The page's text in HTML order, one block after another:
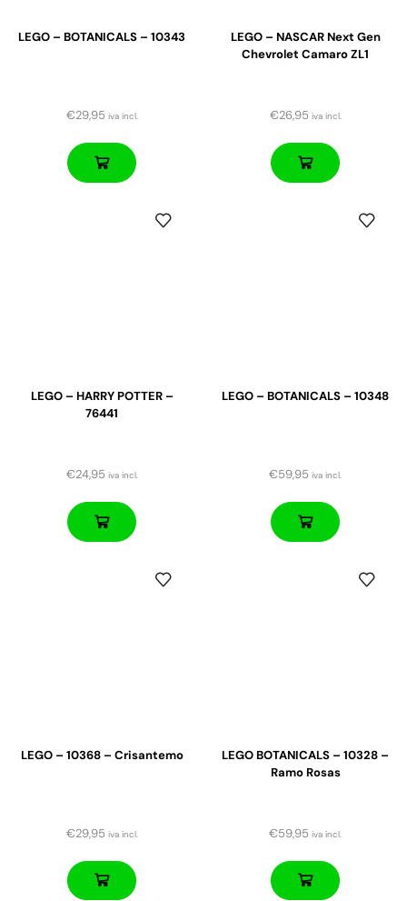
LEGO – BOTANICALS – 10343
€29,95 iva incl.
LEGO – NASCAR Next Gen
Chevrolet Camaro ZL1
€26,95 iva incl.
LEGO – HARRY POTTER –
76441
€24,95 iva incl.
LEGO – BOTANICALS – 10348
€59,95 iva incl.
LEGO – 10368 – Crisantemo
€29,95 iva incl.
LEGO BOTANICALS – 10328 –
Ramo Rosas
€59,95 iva incl.